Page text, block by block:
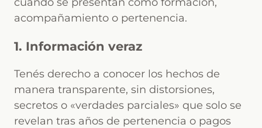
acompañamiento o pertenencia.
1. Información veraz
Tenés derecho a conocer los hechos de
manera transparente, sin distorsiones,
secretos o «verdades parciales» que solo se
revelan tras años de pertenencia o pagos